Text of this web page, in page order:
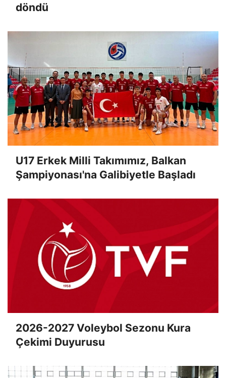
döndü
U17 Erkek Milli Takımımız, Balkan
Şampiyonası'na Galibiyetle Başladı
2026-2027 Voleybol Sezonu Kura
Çekimi Duyurusu